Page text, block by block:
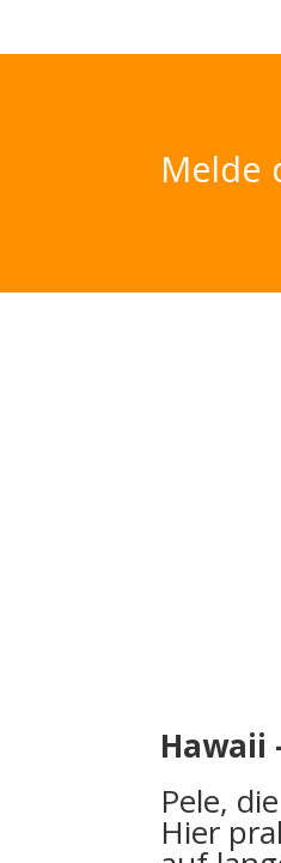
Melde
Hawaii
Pele,
Hier